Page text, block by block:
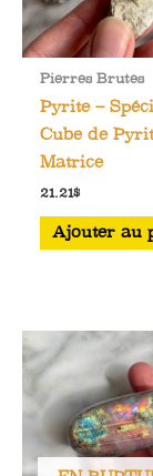
Pierres Brutes
Pyrite –
Cube de
Matrice
21.21$
Ajouter au